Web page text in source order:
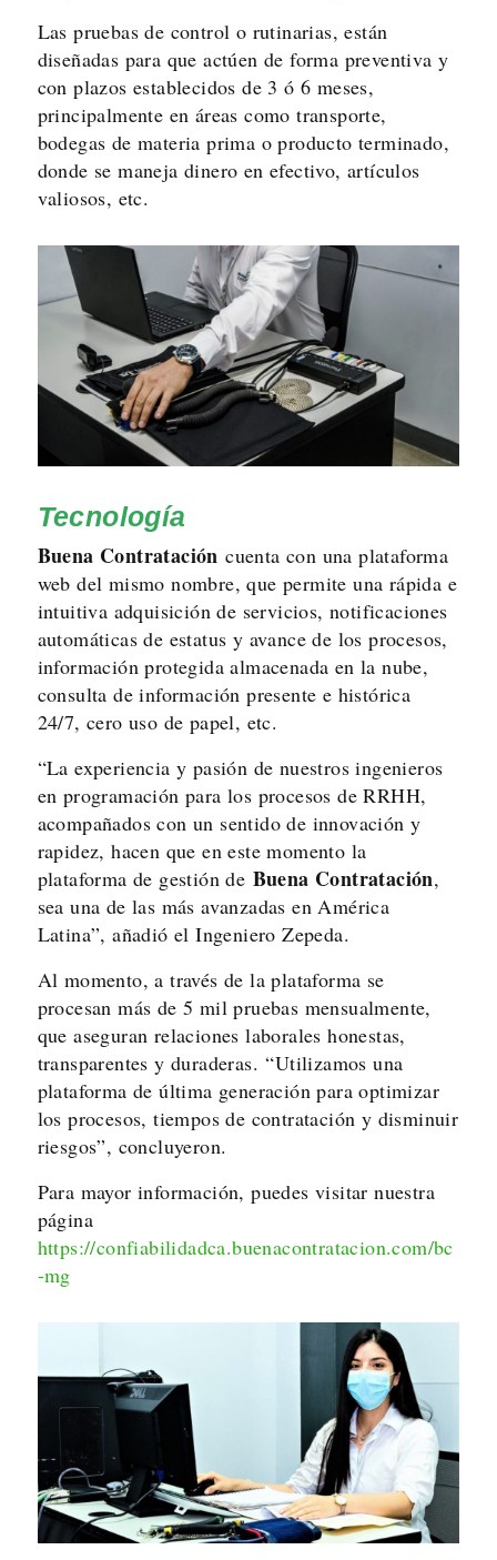
Las pruebas de control o rutinarias, están
diseñadas para que actúen de forma preventiva y
con plazos establecidos de 3 ó 6 meses,
principalmente en áreas como transporte,
bodegas de materia prima o producto terminado,
donde se maneja dinero en efectivo, artículos
valiosos, etc.
Tecnología
Buena Contratación cuenta con una plataforma
web del mismo nombre, que permite una rápida e
intuitiva adquisición de servicios, notificaciones
automáticas de estatus y avance de los procesos,
información protegida almacenada en la nube,
consulta de información presente e histórica
24/7, cero uso de papel, etc.
“La experiencia y pasión de nuestros ingenieros
en programación para los procesos de RRHH,
acompañados con un sentido de innovación y
rapidez, hacen que en este momento la
plataforma de gestión de Buena Contratación,
sea una de las más avanzadas en América
Latina”, añadió el Ingeniero Zepeda.
Al momento, a través de la plataforma se
procesan más de 5 mil pruebas mensualmente,
que aseguran relaciones laborales honestas,
transparentes y duraderas. “Utilizamos una
plataforma de última generación para optimizar
los procesos, tiempos de contratación y disminuir
riesgos”, concluyeron.
Para mayor información, puedes visitar nuestra
página
https://confiabilidadca.buenacontratacion.com/bc
-mg